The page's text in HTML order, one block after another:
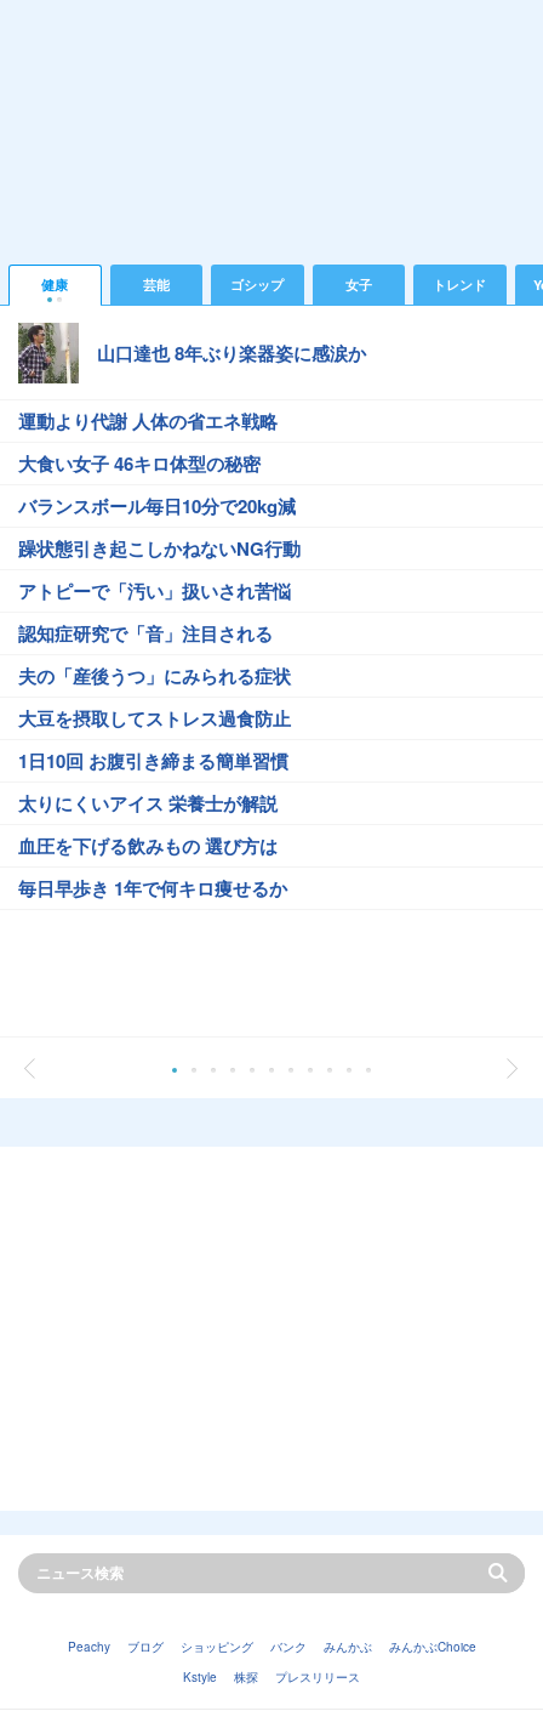
健康 芸能 ゴシップ 女子 トレンド
山口達也 8年ぶり楽器姿に感涙か
運動より代謝 人体の省エネ戦略
大食い女子 46キロ体型の秘密
バランスボール毎日10分で20kg減
躁状態引き起こしかねないNG行動
アトピーで「汚い」扱いされ苦悩
認知症研究で「音」注目される
夫の「産後うつ」にみられる症状
大豆を摂取してストレス過食防止
1日10回 お腹引き締まる簡単習慣
太りにくいアイス 栄養士が解説
血圧を下げる飲みもの 選び方は
毎日早歩き 1年で何キロ痩せるか
Peachy ブログ ショッピング バンク みんかぶ
みんかぶChoice
Kstyle
株探 プレスリリース